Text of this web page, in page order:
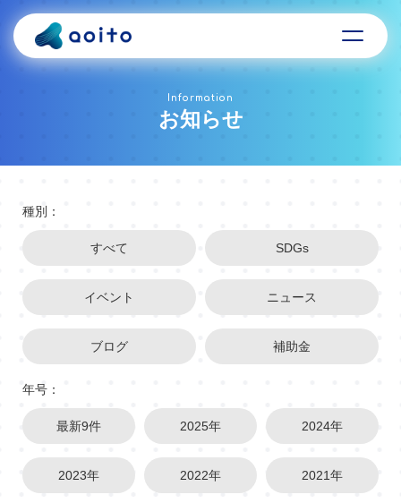
Information
お知らせ
種別：
すべて SDGs
イベント ニュース
ブログ 補助金
年号：
最新9件 2025年 2024年
2023年 2022年 2021年